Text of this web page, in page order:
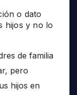
o dato
hijos y no lo
de familia
pero
hijos en